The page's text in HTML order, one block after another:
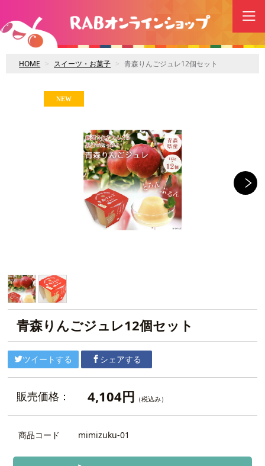
HOME スイーツ・お菓子 青森りんごジュレ12個セット
青森りんごジュレ12個セット
ツイートする シェアする
販売価格： 4,104円 （税込み）
商品コード mimizuku-01